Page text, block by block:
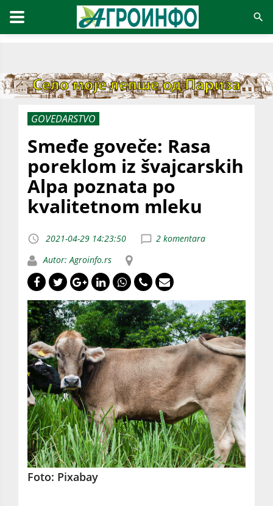
GOVEDARSTVO
Smeđe goveče: Rasa
poreklom iz švajcarskih
Alpa poznata po
kvalitetnom mleku
2021-04-29 14:23:50
2 komentara
Autor: Agroinfo.rs
Foto: Pixabay